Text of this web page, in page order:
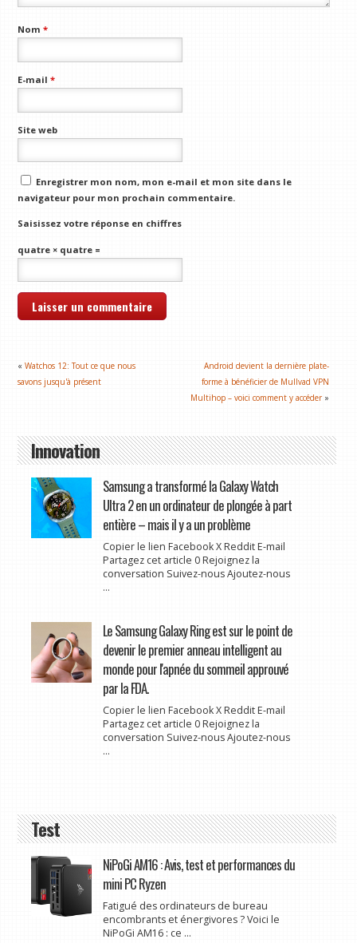
Nom*
E-mail*
Site web
Enregistrer mon nom, mon e-mail et mon site dans le
navigateur pour mon prochain commentaire.
Saisissez votre réponse en chiffres
quatre × quatre =
«Watchos 12: Tout ce que nous
savons jusqu'à présent
Android devient la dernière plate-
forme à bénéficier de Mullvad VPN
Multihop – voici comment y accéder »
Innovation
Samsung a transformé la Galaxy Watch
Ultra 2 en un ordinateur de plongée à part
entière – mais il y a un problème
Copier le lien Facebook X Reddit E-mail
Partagez cet article 0 Rejoignez la
conversation Suivez-nous Ajoutez-nous
...
Le Samsung Galaxy Ring est sur le point de
devenir le premier anneau intelligent au
monde pour l'apnée du sommeil approuvé
par la FDA.
Copier le lien Facebook X Reddit E-mail
Partagez cet article 0 Rejoignez la
conversation Suivez-nous Ajoutez-nous
...
Test
NiPoGi AM16 : Avis, test et performances du
mini PC Ryzen
Fatigué des ordinateurs de bureau
encombrants et énergivores ? Voici le
NiPoGi AM16 : ce ...